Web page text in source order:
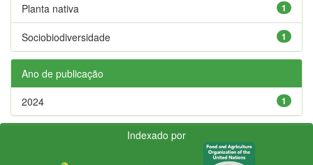
1
Planta nativa
1
Sociobiodiversidade
Ano de publicação
1
2024
Indexado por